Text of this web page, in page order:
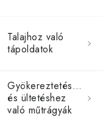
Talajhoz való
tápoldatok
Gyökereztetéshez
és ültetéshez
való műtrágyák